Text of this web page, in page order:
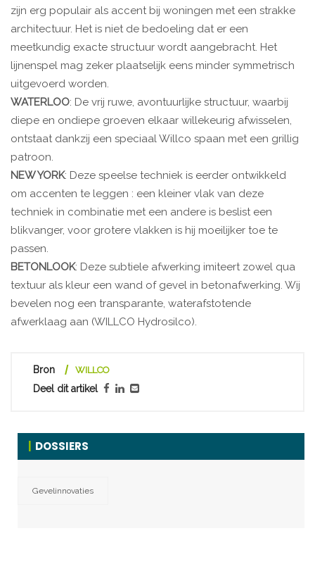
zijn erg populair als accent bij woningen met een strakke
architectuur. Het is niet de bedoeling dat er een
meetkundig exacte structuur wordt aangebracht. Het
lijnenspel mag zeker plaatselijk eens minder symmetrisch
uitgevoerd worden.
WATERLOO: De vrij ruwe, avontuurlijke structuur, waarbij
diepe en ondiepe groeven elkaar willekeurig afwisselen,
ontstaat dankzij een speciaal Willco spaan met een grillig
patroon.
NEW YORK: Deze speelse techniek is eerder ontwikkeld
om accenten te leggen : een kleiner vlak van deze
techniek in combinatie met een andere is beslist een
blikvanger, voor grotere vlakken is hij moeilijker toe te
passen.
BETONLOOK: Deze subtiele afwerking imiteert zowel qua
textuur als kleur een wand of gevel in betonafwerking. Wij
bevelen nog een transparante, waterafstotende
afwerklaag aan (WILLCO Hydrosilco).
Bron WILLCO
Deel dit artikel
DOSSIERS
Gevelinnovaties